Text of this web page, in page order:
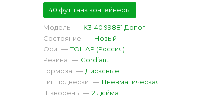
40 фут танк контейнеры
Модель — K3-40 99881 Допог
Состояние — Новый
Оси — ТОНАР (Россия)
Резина — Cordiant
Тормоза — Дисковые
Тип подвески — Пневматическая
Шкворень — 2 дюйма